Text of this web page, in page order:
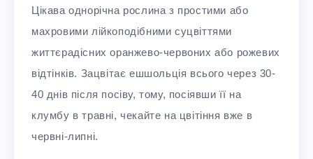
Цікава однорічна рослина з простими або
махровими лійкоподібними суцвіттями
життєрадісних оранжево-червоних або рожевих
відтінків. Зацвітає ешшольція всього через 30-
40 днів після посіву, тому, посіявши її на
клумбу в травні, чекайте на цвітіння вже в
червні-липні.